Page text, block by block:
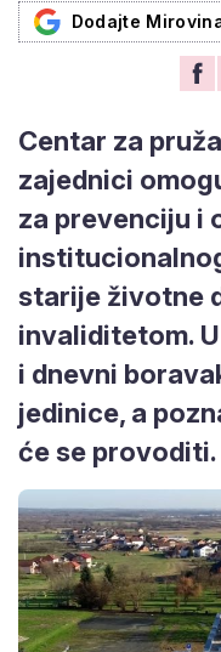
Dodajte
Centar za
zajednici
prevenciju i
zbrinjavanja
osoba s
se nalazi i
stambene
aktivnosti koje